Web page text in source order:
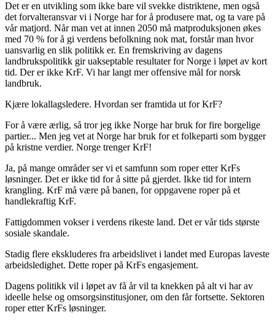
Det er en utvikling som ikke bare vil svekke distriktene, men også
det forvalteransvar vi i Norge har for å produsere mat, og ta vare på
vår matjord. Når man vet at innen 2050 må matproduksjonen økes
med 70 % for å gi verdens befolkning nok mat, forstår man hvor
uansvarlig en slik politikk er. En fremskriving av dagens
landbrukspolitikk gir uakseptable resultater for Norge i løpet av kort
tid. Der er ikke KrF. Vi har langt mer offensive mål for norsk
landbruk.
Kjære lokallagsledere. Hvordan ser framtida ut for KrF?
For å være ærlig, så tror jeg ikke Norge har bruk for fire borgelige
partier... Men jeg vet at Norge har bruk for et folkeparti som bygger
på kristne verdier. Norge trenger KrF!
Ja, på mange områder ser vi et samfunn som roper etter KrFs
løsninger. Det er ikke tid for å sitte på gjerdet. Ikke tid for intern
krangling. KrF må være på banen, for oppgavene roper på et
handlekraftig KrF.
Fattigdommen vokser i verdens rikeste land. Det er vår tids største
sosiale skandale.
Stadig flere ekskluderes fra arbeidslivet i landet med Europas laveste
arbeidsledighet. Dette roper på KrFs engasjement.
Dagens politikk vil i løpet av få år vil ta knekken på alt vi har av
ideelle helse og omsorgsinstitusjoner, om den får fortsette. Sektoren
roper etter KrFs løsninger.